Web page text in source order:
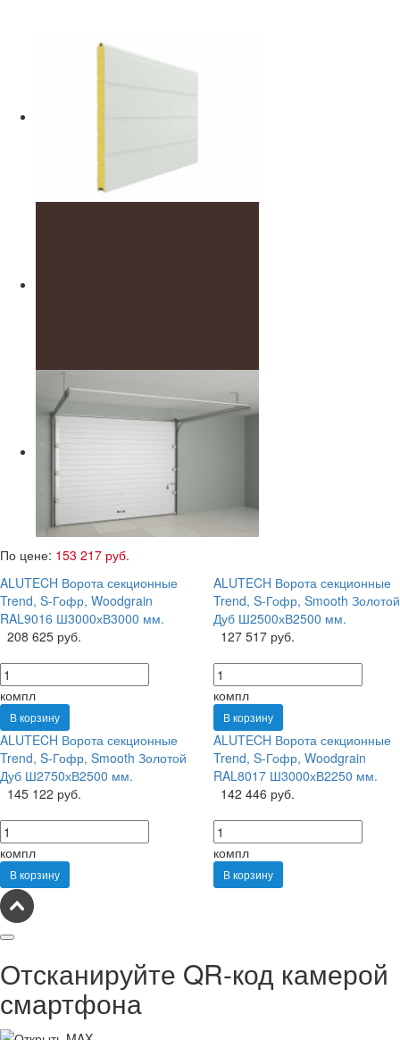
По цене: 153 217 руб.
ALUTECH Ворота секционные
Trend, S-Гофр, Woodgrain
RAL9016 Ш3000хВ3000 мм.
208 625 руб.
компл
В корзину
ALUTECH Ворота секционные
Trend, S-Гофр, Smooth Золотой
Дуб Ш2500хВ2500 мм.
127 517 руб.
компл
В корзину
ALUTECH Ворота секционные
Trend, S-Гофр, Smooth Золотой
Дуб Ш2750хВ2500 мм.
145 122 руб.
компл
В корзину
ALUTECH Ворота секционные
Trend, S-Гофр, Woodgrain
RAL8017 Ш3000хВ2250 мм.
142 446 руб.
компл
В корзину
Отсканируйте QR-код камерой
смартфона